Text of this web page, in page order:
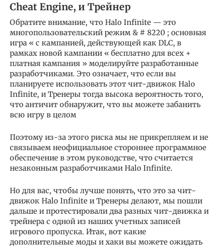
Cheat Engine, и Трейнер
Обратите внимание, что Halo Infinite — это
многопользовательский режим & # 8220 ; основная
игра « с кампанией, действующей как DLC, в
рамках новой кампании « бесплатно для всех +
платная кампания » моделируйте разработанные
разработчиками. Это означает, что если вы
планируете использовать этот чит-движок Halo
Infinite, и Тренеры тогда высока вероятность того,
что античит обнаружит, что вы можете забанить
всю игру в целом
Поэтому из-за этого риска мы не прикрепляем и не
связываем неофициальное стороннее программное
обеспечение в этом руководстве, что считается
незаконным разработчиками Halo Infinite.
Но для вас, чтобы лучше понять, что это за чит-
движок Halo Infinite и Тренеры делают, мы пошли
дальше и протестировали два разных чит-движка и
трейнера с одной из наших учетных записей
игрового пропуска. Итак, вот какие
дополнительные моды и хаки вы можете ожидать